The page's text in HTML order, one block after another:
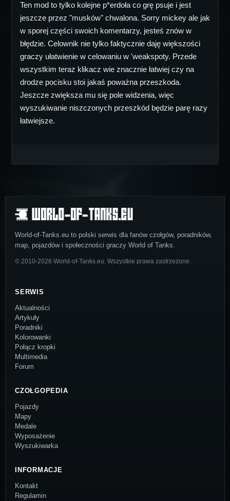
Ten mod to tylko kolejne p*erdoła co grę psuje i jest
jeszcze przez "musków" chwalona. Sorry mickey ale jak
w sporej części swoich komentarzy, jesteś znów w
błędzie. Celownik nie tylko faktycznie daję większości
graczy ułatwienie w celowaniu w 'weakspoty. Przede
wszystkim teraz klikacz wie znacznie łatwiej czy na
drodze pocisku stoi jakaś poważna przeszkoda.
Jeszcze zwiększa mu się pole widzenia, więc
wyszukiwanie niszczonych przeszkód będzie parę razy
łatwiejsze.
World-of-Tanks.eu to polski serwis dla fanów czołgów, poradników,
map, pojazdów i społeczności graczy World of Tanks.
© 2010-2026 World-of-Tanks.eu. Wszystkie prawa zastrzeżone.
SERWIS
Aktualności
Artykuły
Poradniki
Kolorowanki
Połącz kropki
Multimedia
Forum
CZOŁGOPEDIA
Pojazdy
Mapy
Medale
Wyposażenie
Wyszukiwarka
INFORMACJE
Kontakt
Regulamin